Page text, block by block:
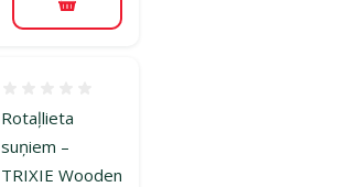
Pievienot grozam
Rotaļlieta
suņiem –
TRIXIE Wooden